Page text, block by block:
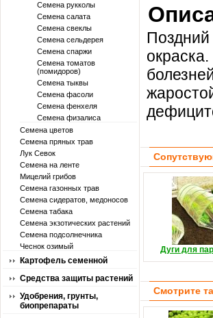
Семена рукколы
Семена салата
Семена свеклы
Семена сельдерея
Семена спаржи
Семена томатов
(помидоров)
Семена тыквы
Семена фасоли
Семена фенхеля
Семена физалиса
Семена цветов
Семена пряных трав
Лук Севок
Семена на ленте
Мицелий грибов
Семена газонных трав
Семена сидератов, медоносов
Семена табака
Семена экзотических растений
Семена подсолнечника
Чеснок озимый
Картофель семенной
Средства защиты растений
Удобрения, грунты,
биопрепараты
Дуги для
Смотрите